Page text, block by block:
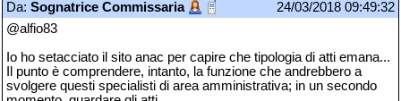
Da: Sognatrice Commissaria
24/03/2018 09:49:32
@alfio83
Io ho setacciato il sito anac per capire che tipologia di atti emana...
Il punto è comprendere, intanto, la funzione che andrebbero a
svolgere questi specialisti di area amministrativa; in un secondo